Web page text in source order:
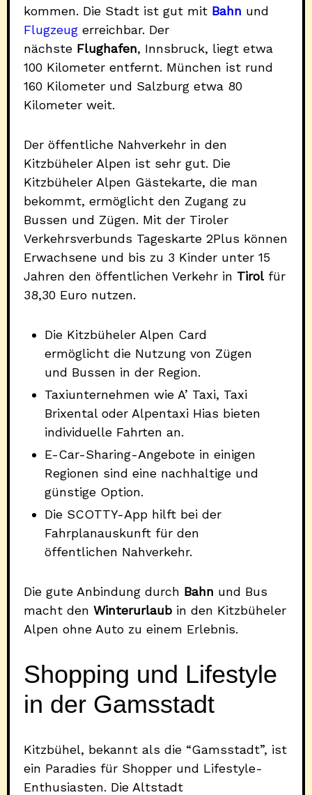
kommen. Die Stadt ist gut mit Bahn und
Flugzeug erreichbar. Der
nächste Flughafen, Innsbruck, liegt etwa
100 Kilometer entfernt. München ist rund
160 Kilometer und Salzburg etwa 80
Kilometer weit.
Der öffentliche Nahverkehr in den
Kitzbüheler Alpen ist sehr gut. Die
Kitzbüheler Alpen Gästekarte, die man
bekommt, ermöglicht den Zugang zu
Bussen und Zügen. Mit der Tiroler
Verkehrsverbunds Tageskarte 2Plus können
Erwachsene und bis zu 3 Kinder unter 15
Jahren den öffentlichen Verkehr in Tirolfür
38,30 Euro nutzen.
Die Kitzbüheler Alpen Card
ermöglicht die Nutzung von Zügen
und Bussen in der Region.
Taxiunternehmen wie A’ Taxi, Taxi
Brixental oder Alpentaxi Hias bieten
individuelle Fahrten an.
E-Car-Sharing-Angebote in einigen
Regionen sind eine nachhaltige und
günstige Option.
Die SCOTTY-App hilft bei der
Fahrplanauskunft für den
öffentlichen Nahverkehr.
Die gute Anbindung durch Bahn und Bus
macht den Winterurlaub in den Kitzbüheler
Alpen ohne Auto zu einem Erlebnis.
Shopping und Lifestyle
in der Gamsstadt
Kitzbühel, bekannt als die “Gamsstadt”, ist
ein Paradies für Shopper und Lifestyle-
Enthusiasten. Die Altstadt